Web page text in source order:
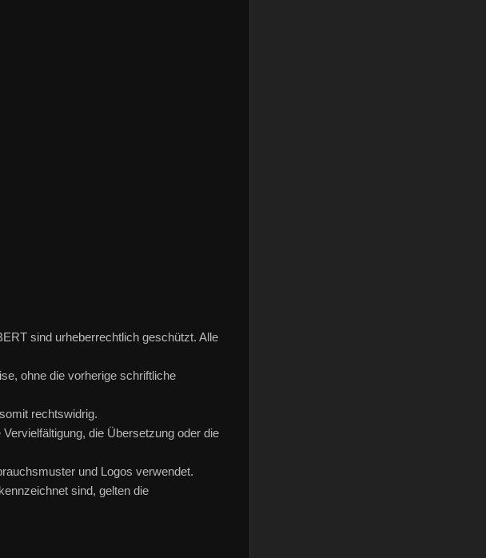
sind urheberrechtlich geschützt. Alle
ohne die vorherige schriftliche
rechtswidrig.
die Übersetzung oder die
und Logos verwendet.
sind, gelten die